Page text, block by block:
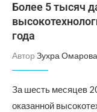
Более 5 тысяч
года
Автор Зухра Омарова
За шесть месяцев
оказанной